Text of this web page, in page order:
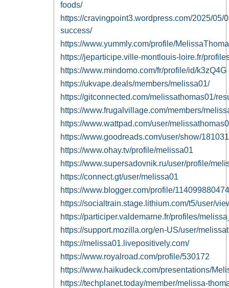
foods/
https://cravingpoint3.wordpress.com/2025/
success/
https://www.yummly.com/profile/
https://jeparticipe.ville-montlouis-loire.fr/
https://www.mindomo.com/fr/profile/id/k3zQ4G
https://ukvape.deals/members/melissa01/
https://gitconnected.com/melissathomas01/
https://www.frugalvillage.com/members/
https://www.wattpad.com/user/
https://www.goodreads.com/user/show/
https://www.ohay.tv/profile/melissa01
https://www.supersadovnik.ru/user/profile/
https://connect.gt/user/melissa01
https://www.blogger.com/profile/
https://socialtrain.stage.lithium.com/t5/user/
https://participer.valdemarne.fr/profiles/
https://support.mozilla.org/en-US/user/
https://melissa01.livepositively.com/
https://www.royalroad.com/profile/530172
https://www.haikudeck.com/presentations/
https://techplanet.today/member/melissa-